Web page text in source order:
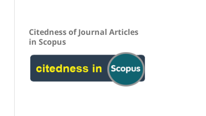
Citedness of Journal Articles
in Scopus